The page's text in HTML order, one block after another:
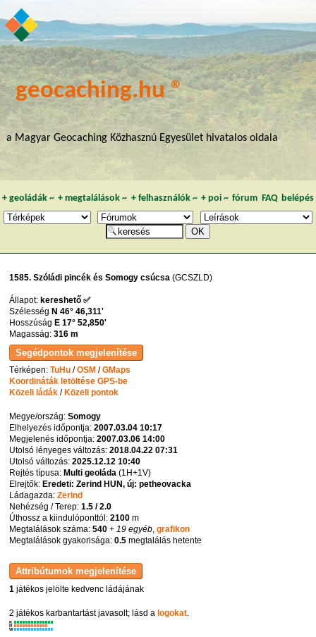
geocaching.hu ®
a Magyar Geocaching Közhasznú Egyesület hivatalos oldala
+ geoládák~ +megtalálások ~ + felhasználók~ + poi~ fórum FAQ belépés
1585. Szóládi pincék és Somogy csúcsa (GCSZLD)
Állapot: kereshető ✅
Szélesség N 46° 46,311'
Hosszúság E 17° 52,850'
Magasság:316 m
Térképen:TuHu /OSM /GMaps
Koordináták letöltése GPS-be
Közeli ládák / Közeli pontok
Megye/ország:Somogy
Elhelyezés időpontja:2007.03.04 10:17
Megjelenés időpontja:2007.03.06 14:00
Utolsó lényeges változás:2018.04.22 07:31
Utolsó változás:2025.12.12 10:40
Rejtés típusa: Multi geoláda (1H+1V)
Elrejtők: Eredeti: Zerind HUN, új: petheovacka
Ládagazda:Zerind
Nehézség / Terep:1.5 / 2.0
Úthossz a kiindulóponttól:2100 m
Megtalálások száma:540 + 19 egyéb,grafikon
Megtalálások gyakorisága:0.5 megtalálás hetente
1 játékos jelölte kedvenc ládájának
2 játékos karbantartást javasolt; lásd alogokat
K
R
W